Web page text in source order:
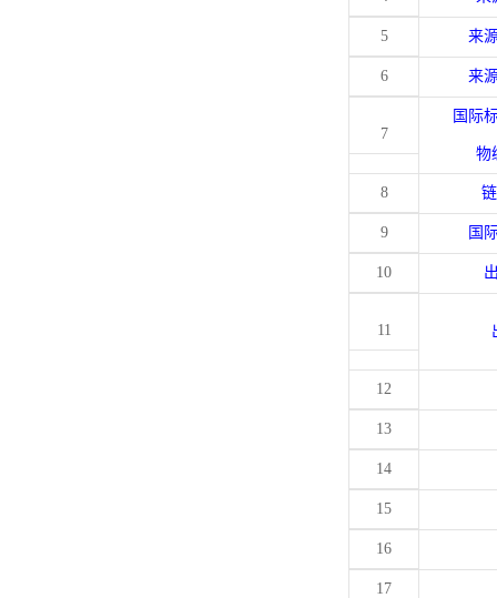
5 来
6 来
7
国际
物
8
9 国
10
11
12
13
14
15
16
17